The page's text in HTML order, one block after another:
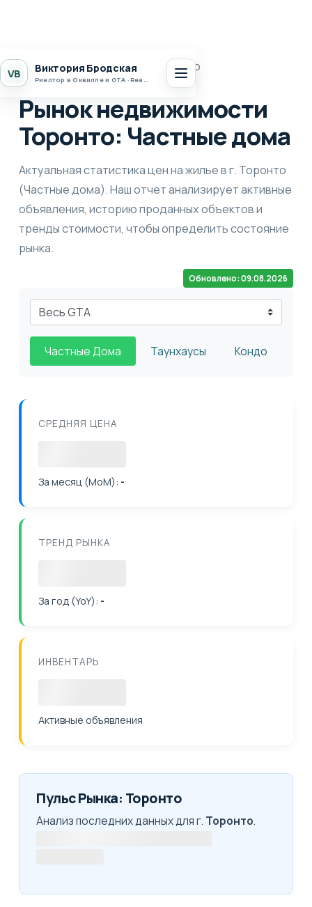
VB Виктория Бродская
Риелтор в Оквилле и GTA · Realty 7 Ltd.
Главная Статистика Торонто
Рынок недвижимости
Торонто: Частные дома
Актуальная статистика цен на жилье в г. Торонто
(Частные дома). Наш отчет анализирует активные
объявления, историю проданных объектов и
тренды стоимости, чтобы определить состояние
рынка.
Обновлено: 09.08.2026
Выберите город
Частные Дома Таунхаусы Кондо
СРЕДНЯЯ ЦЕНА
За месяц (MoM): -
ТРЕНД РЫНКА
За год (YoY): -
ИНВЕНТАРЬ
Активные объявления
Пульс Рынка: Торонто
Анализ последних данных для г. Торонто.